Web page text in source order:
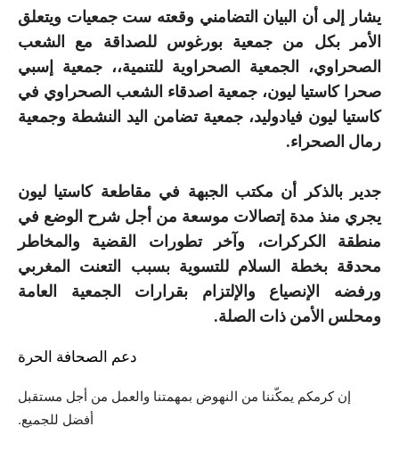
يشار إلى أن البيان التضامني وقعته ست جمعيات ويتعلق
الأمر بكل من جمعية بورغوس للصداقة مع الشعب
الصحراوي، الجمعية الصحراوية للتنمية،، جمعية إسبي
صحرا كاستيا ليون، جمعية اصدقاء الشعب الصحراوي في
كاستيا ليون فيادوليد، جمعية تضامن اليد النشطة وجمعية
رمال الصحراء.
جدير بالذكر أن مكتب الجبهة في مقاطعة كاستيا ليون
يجري منذ مدة إتصالات موسعة من أجل شرح الوضع في
منطقة الكركرات، وآخر تطورات القضية والمخاطر
محدقة بخطة السلام للتسوية بسبب التعنت المغربي
ورفضه الإنصياع والإلتزام بقرارات الجمعية العامة
ومحلس الأمن ذات الصلة.
دعم الصحافة الحرة
إن كرمكم يمكّننا من النهوض بمهمتنا والعمل من أجل مستقبل
أفضل للجميع.